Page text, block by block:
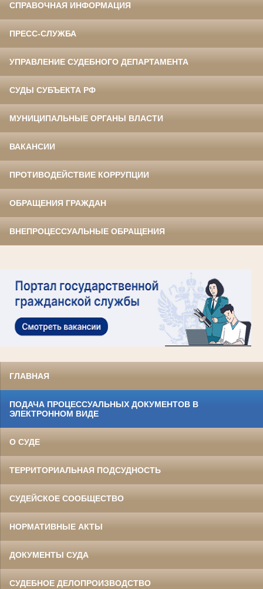
СПРАВОЧНАЯ ИНФОРМАЦИЯ
ПРЕСС-СЛУЖБА
УПРАВЛЕНИЕ СУДЕБНОГО ДЕПАРТАМЕНТА
СУДЫ СУБЪЕКТА РФ
МУНИЦИПАЛЬНЫЕ ОРГАНЫ ВЛАСТИ
ВАКАНСИИ
ПРОТИВОДЕЙСТВИЕ КОРРУПЦИИ
ОБРАЩЕНИЯ ГРАЖДАН
ВНЕПРОЦЕССУАЛЬНЫЕ ОБРАЩЕНИЯ
ГЛАВНАЯ
ПОДАЧА ПРОЦЕССУАЛЬНЫХ ДОКУМЕНТОВ В
ЭЛЕКТРОННОМ ВИДЕ
О СУДЕ
ТЕРРИТОРИАЛЬНАЯ ПОДСУДНОСТЬ
СУДЕЙСКОЕ СООБЩЕСТВО
НОРМАТИВНЫЕ АКТЫ
ДОКУМЕНТЫ СУДА
СУДЕБНОЕ ДЕЛОПРОИЗВОДСТВО